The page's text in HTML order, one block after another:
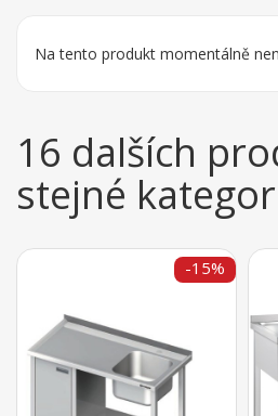
Na tento produkt momentálně
16 dalších
stejné
-15%